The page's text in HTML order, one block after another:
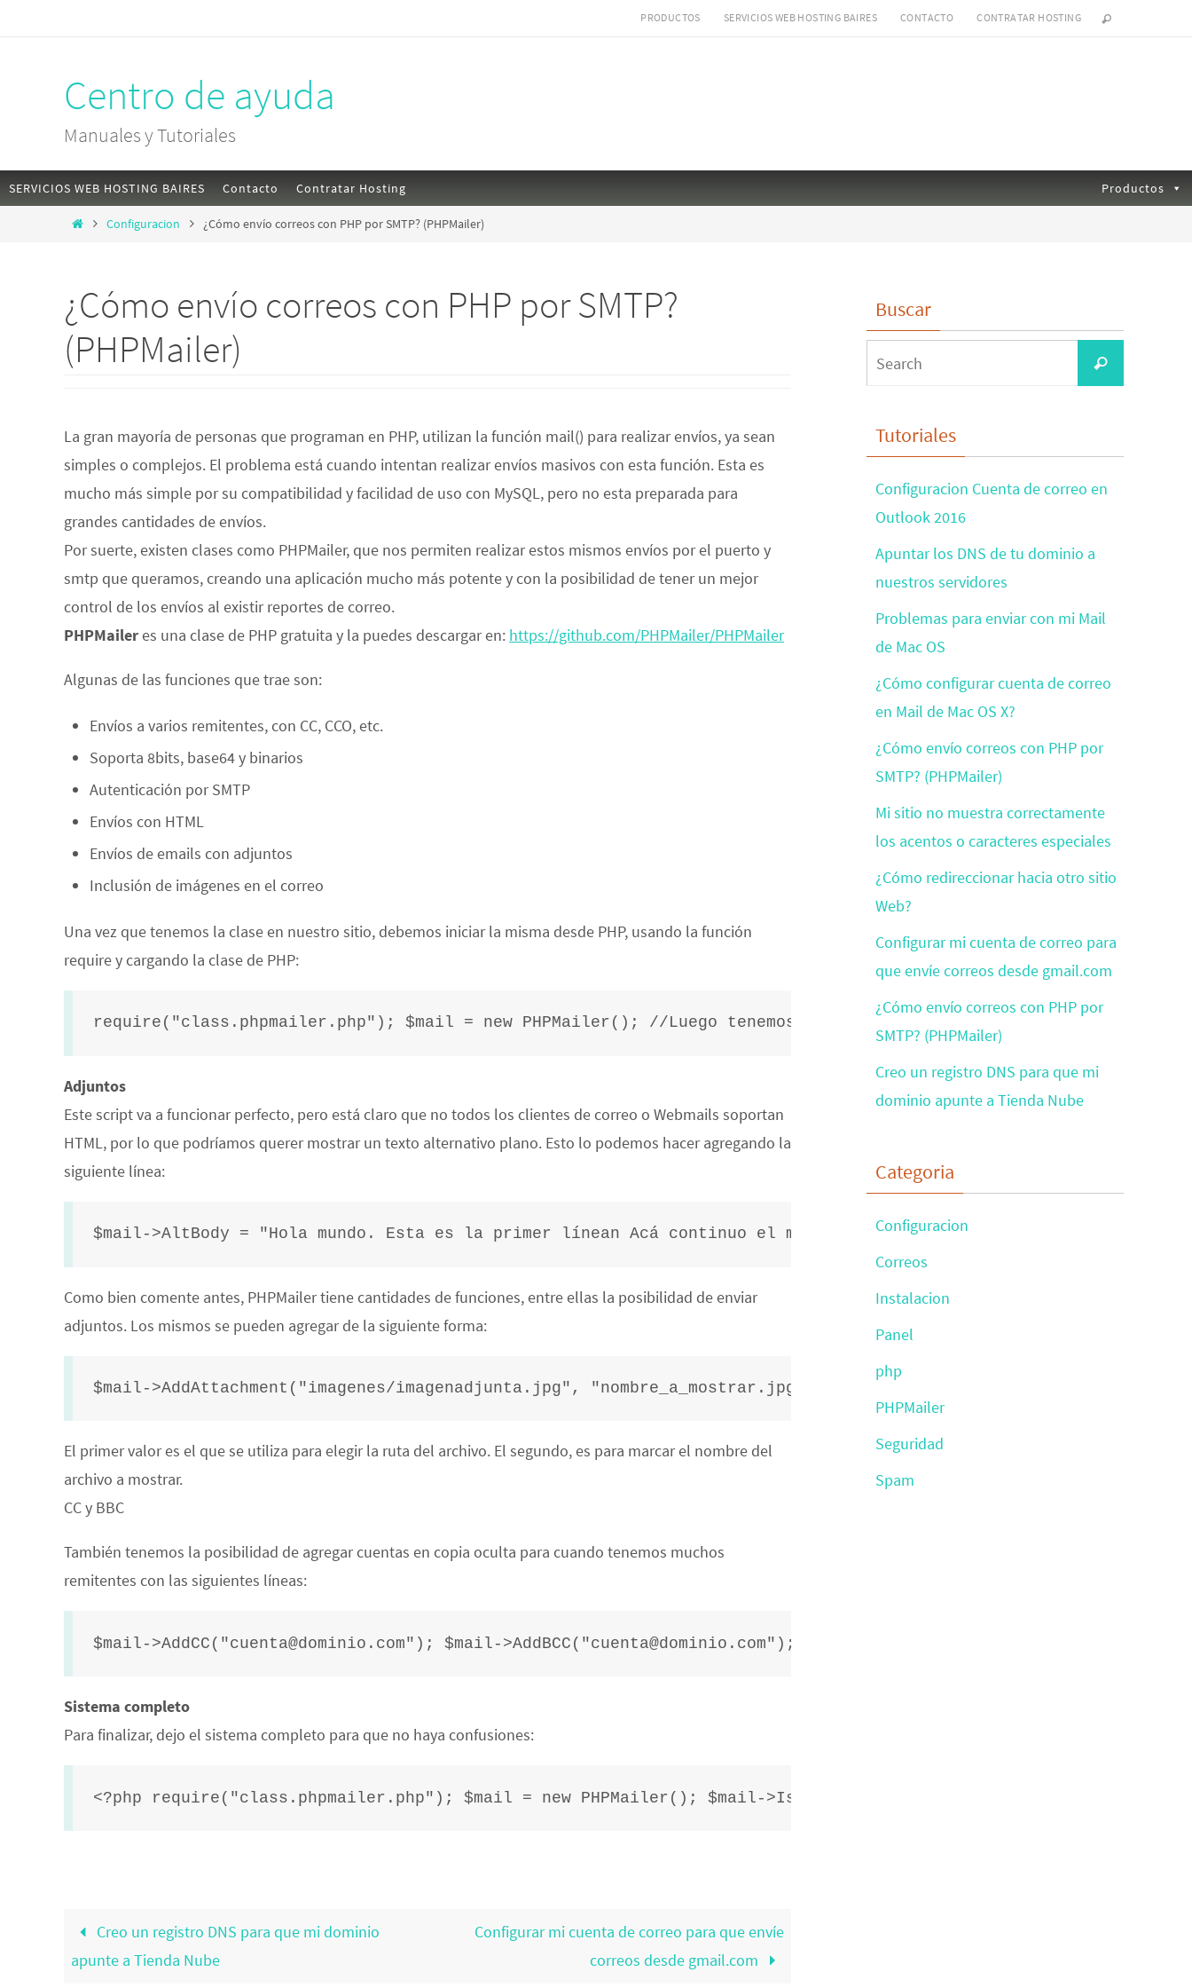
PRODUCTOS SERVICIOS WEB HOSTING BAIRES CONTACTO CONTRATAR HOSTING
Centro de ayuda
Manuales y Tutoriales
to
Productos
SERVICIOS WEB HOSTING BAIRES Contacto Contratar Hosting
HomeConfiguracion ¿Cómo envío correos con PHP por SMTP? (PHPMailer)
¿Cómo envío correos con PHP por SMTP?
(PHPMailer)
La gran mayoría de personas que programan en PHP, utilizan la función mail() para realizar envíos, ya sean
simples o complejos. El problema está cuando intentan realizar envíos masivos con esta función. Esta es
mucho más simple por su compatibilidad y facilidad de uso con MySQL, pero no esta preparada para
grandes cantidades de envíos.
Por suerte, existen clases como PHPMailer, que nos permiten realizar estos mismos envíos por el puerto y
smtp que queramos, creando una aplicación mucho más potente y con la posibilidad de tener un mejor
control de los envíos al existir reportes de correo.
PHPMaileres una clase de PHP gratuita y la puedes descargar en: https://github.com/PHPMailer/PHPMailer
Algunas de las funciones que trae son:
Envíos a varios remitentes, con CC, CCO, etc.
Soporta 8bits, base64 y binarios
Autenticación por SMTP
Envíos con HTML
Envíos de emails con adjuntos
Inclusión de imágenes en el correo
Una vez que tenemos la clase en nuestro sitio, debemos iniciar la misma desde PHP, usando la función
require y cargando la clase de PHP:
require("class.phpmailer.php"); $mail = new PHPMailer(); //Luego tenemos que iniciar la validación por SMTP:
Adjuntos
Este script va a funcionar perfecto, pero está claro que no todos los clientes de correo o Webmails soportan
HTML, por lo que podríamos querer mostrar un texto alternativo plano. Esto lo podemos hacer agregando la
siguiente línea:
$mail->AltBody = "Hola mundo. Esta es la primer línean Acá continuo el mensaje”;
Como bien comente antes, PHPMailer tiene cantidades de funciones, entre ellas la posibilidad de enviar
adjuntos. Los mismos se pueden agregar de la siguiente forma:
$mail->AddAttachment("imagenes/imagenadjunta.jpg", "nombre_a_mostrar.jpg");
El primer valor es el que se utiliza para elegir la ruta del archivo. El segundo, es para marcar el nombre del
archivo a mostrar.
CC y BBC
También tenemos la posibilidad de agregar cuentas en copia oculta para cuando tenemos muchos
remitentes con las siguientes líneas:
$mail->AddCC("cuenta@dominio.com"); $mail->AddBCC("cuenta@dominio.com");
Sistema completo
Para finalizar, dejo el sistema completo para que no haya confusiones:
<?php require("class.phpmailer.php"); $mail = new PHPMailer(); $mail->IsSMTP(); $mail->SMTPAuth = true;
Creo un registro DNS para que mi dominio
apunte a Tienda Nube
Configurar mi cuenta de correo para que envíe
correos desde gmail.com
Buscar
for:
Search
Tutoriales
Configuracion Cuenta de correo en
Outlook 2016
Apuntar los DNS de tu dominio a
nuestros servidores
Problemas para enviar con mi Mail
de Mac OS
¿Cómo configurar cuenta de correo
en Mail de Mac OS X?
¿Cómo envío correos con PHP por
SMTP? (PHPMailer)
Mi sitio no muestra correctamente
los acentos o caracteres especiales
¿Cómo redireccionar hacia otro sitio
Web?
Configurar mi cuenta de correo para
que envíe correos desde gmail.com
¿Cómo envío correos con PHP por
SMTP? (PHPMailer)
Creo un registro DNS para que mi
dominio apunte a Tienda Nube
Categoria
Configuracion
Correos
Instalacion
Panel
php
PHPMailer
Seguridad
Spam